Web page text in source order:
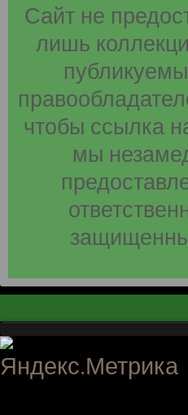
Сайт не
лишь
чтобы ссылка
мы